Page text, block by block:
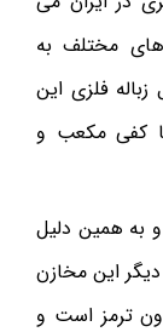
های مختلف به
فلزی این
۱٫۵ و ۲ میلیمتر با کفی مکعب و
و به همین دلیل
این مخازن
ترمز است و